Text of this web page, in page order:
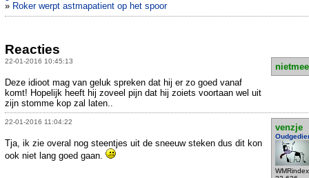
» Roker werpt astmapatient op het spoor
Reacties
22-01-2016 10:45:13
Deze idioot mag van geluk spreken dat hij er zo goed vanaf
komt! Hopelijk heeft hij zoveel pijn dat hij zoiets voortaan wel uit
zijn stomme kop zal laten..
22-01-2016 11:04:22
venzje
Tja, ik zie overal nog steentjes uit de sneeuw steken dus dit kon
ook niet lang goed gaan.